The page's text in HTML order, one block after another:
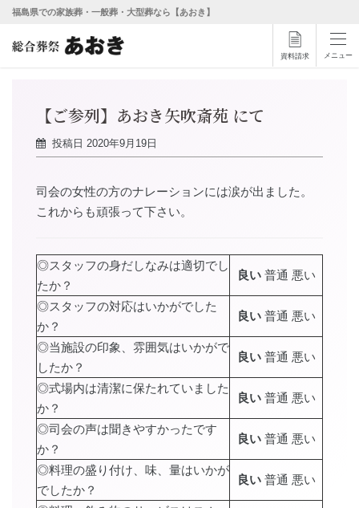
福島県での家族葬・一般葬・大型葬なら【あおき】
資料請求 メニュー
【ご参列】あおき矢吹斎苑 にて
投稿日 2020年9月19日
司会の女性の方のナレーションには涙が出ました。
これからも頑張って下さい。
◎スタッフの身だしなみは適切でし
たか？
良い普通 悪い
◎スタッフの対応はいかがでした
か？
良い普通 悪い
◎当施設の印象、雰囲気はいかがで
したか？
良い普通 悪い
◎式場内は清潔に保たれていました
か？
良い普通 悪い
◎司会の声は聞きやすかったです
か？
良い普通 悪い
◎料理の盛り付け、味、量はいかが
でしたか？
良い普通 悪い